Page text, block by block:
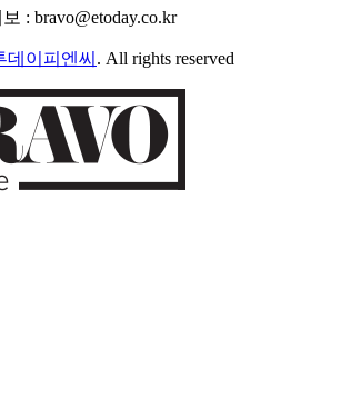
: bravo@etoday.co.kr
데이피엔씨 . All rights reserved